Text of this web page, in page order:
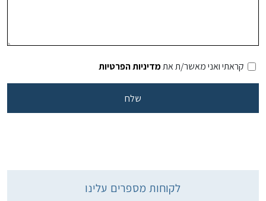
קראתי ואני מאשר/ת אתמדיניות הפרטיות
לקוחות מספרים עלינו